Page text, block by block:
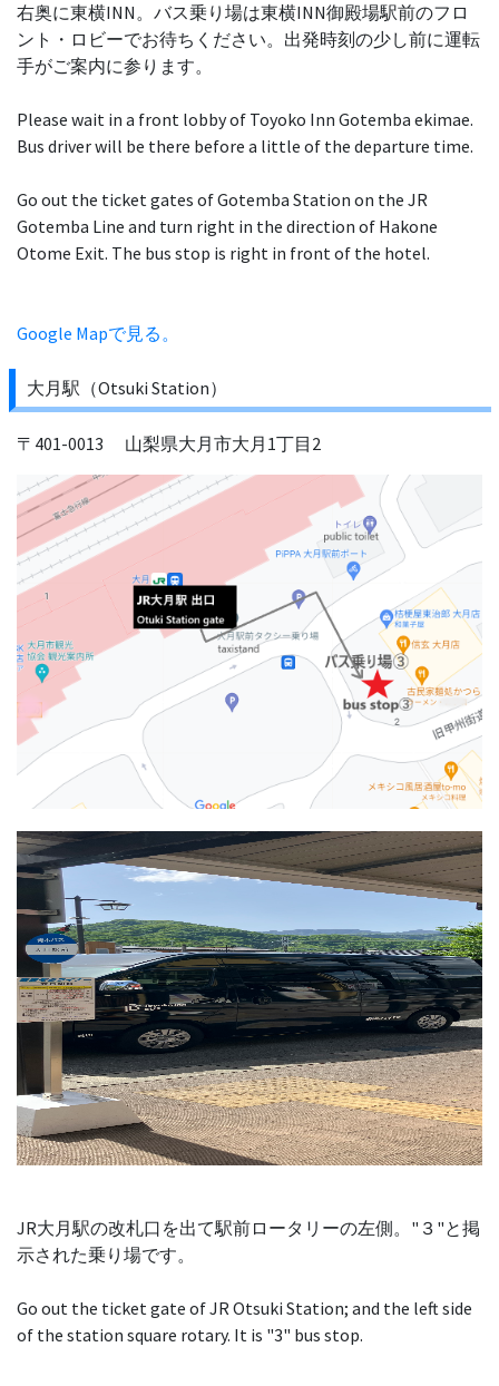
右奥に東横INN。バス乗り場は東横INN御殿場駅前のフロ
ント・ロビーでお待ちください。出発時刻の少し前に運転
手がご案内に参ります。
Please wait in a front lobby of Toyoko Inn Gotemba ekimae.
Bus driver will be there before a little of the departure time.
Go out the ticket gates of Gotemba Station on the JR
Gotemba Line and turn right in the direction of Hakone
Google Mapで見る。
大月駅（Otsuki Station）
〒401-0013 山梨県大月市大月1丁目2
JR大月駅の改札口を出て駅前ロータリーの左側。"３"と掲
示された乗り場です。
Go out the ticket gate of JR Otsuki Station; and the left side